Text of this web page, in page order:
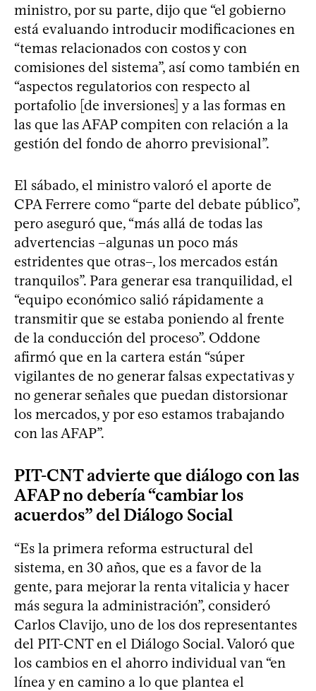
ministro, por su parte, dijo que “el gobierno
está evaluando introducir modificaciones en
“temas relacionados con costos y con
comisiones del sistema”, así como también en
“aspectos regulatorios con respecto al
portafolio [de inversiones] y a las formas en
las que las AFAP compiten con relación a la
gestión del fondo de ahorro previsional”.
El sábado, el ministro valoró el aporte de
CPA Ferrere como “parte del debate público”,
pero aseguró que, “más allá de todas las
advertencias –algunas un poco más
estridentes que otras–, los mercados están
tranquilos”. Para generar esa tranquilidad, el
“equipo económico salió rápidamente a
transmitir que se estaba poniendo al frente
de la conducción del proceso”. Oddone
afirmó que en la cartera están “súper
vigilantes de no generar falsas expectativas y
no generar señales que puedan distorsionar
los mercados, y por eso estamos trabajando
con las AFAP”.
PIT-CNT advierte que diálogo con las
AFAP no debería “cambiar los
acuerdos” del Diálogo Social
“Es la primera reforma estructural del
sistema, en 30 años, que es a favor de la
gente, para mejorar la renta vitalicia y hacer
más segura la administración”, consideró
Carlos Clavijo, uno de los dos representantes
del PIT-CNT en el Diálogo Social. Valoró que
los cambios en el ahorro individual van “en
línea y en camino a lo que plantea el